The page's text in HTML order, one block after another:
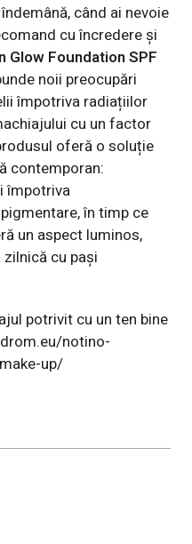
când ai nevoie
cu încredere și
Glow Foundation SPF
noii preocupări
împotriva radiațiilor
cu un factor
oferă o soluție
contemporan:
împotriva
în timp ce
un aspect luminos,
cu pași
potrivit cu un ten bine
notino-
up/